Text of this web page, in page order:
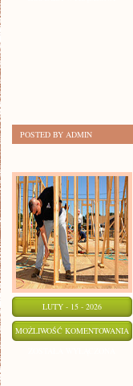
POSTED BY ADMIN
LUTY - 15 - 2026
MOŻLIWOŚĆ KOMENTOWANIA